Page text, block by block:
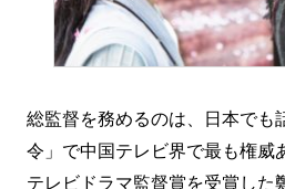
総監督を務めるのは、日本でも
令」で中国テレビ界で最も権威
テレビドラマ監督賞を受賞した